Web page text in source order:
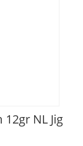
12gr NL Jig